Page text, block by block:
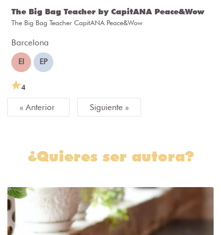
The Big Bag Teacher by CapitANA Peace&Wow
The Big Bag Teacher CapitANA Peace&Wow
Barcelona
EI EP
4
« Anterior Siguiente »
¿Quieres ser autora?